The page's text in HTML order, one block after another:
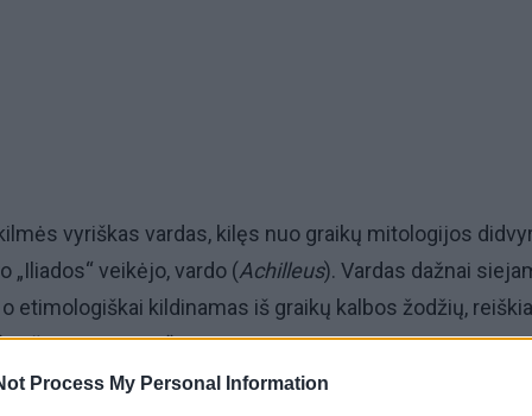
Process My Personal Information
vyriškas vardas, kilęs nuo graikų mitologijos
„Iliados“ veikėjo, vardo (Achilleus). Vardas dažnai
o etimologiškai kildinamas iš graikų kalbos žodžių,
„žmones, tautą“.